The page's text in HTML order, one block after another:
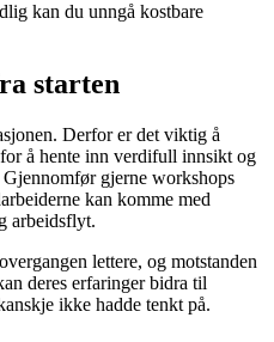
kan du unngå kostbare
starten
Derfor er det viktig å
å hente inn verdifull innsikt og
Gjennomfør gjerne workshops
kan komme med
arbeidsflyt.
lettere, og motstanden
deres erfaringer bidra til
ikke hadde tenkt på.